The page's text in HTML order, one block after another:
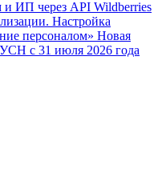
и ИП через API Wildberries
Настройка
персоналом» Новая
с 31 июля 2026 года